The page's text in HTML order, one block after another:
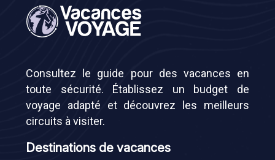
Consultez le guide pour des vacances en
toute sécurité. Établissez un budget de
voyage adapté et découvrez les meilleurs
circuits à visiter.
Destinations de vacances